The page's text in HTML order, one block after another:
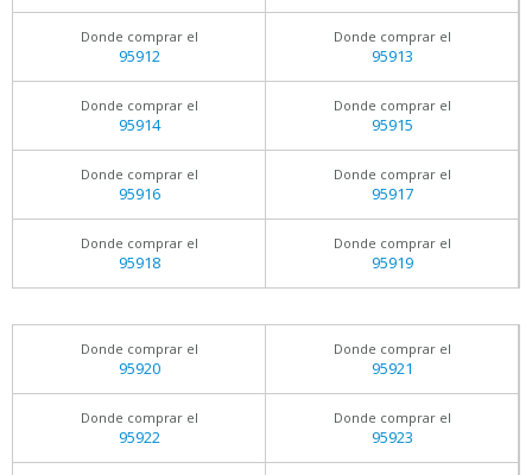
Donde comprar el
95912
Donde comprar el
95913
Donde comprar el
95914
Donde comprar el
95915
Donde comprar el
95916
Donde comprar el
95917
Donde comprar el
95918
Donde comprar el
95919
Donde comprar el
95920
Donde comprar el
95921
Donde comprar el
95922
Donde comprar el
95923